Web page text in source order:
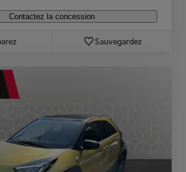
Contactez la concession
Sauvegardez